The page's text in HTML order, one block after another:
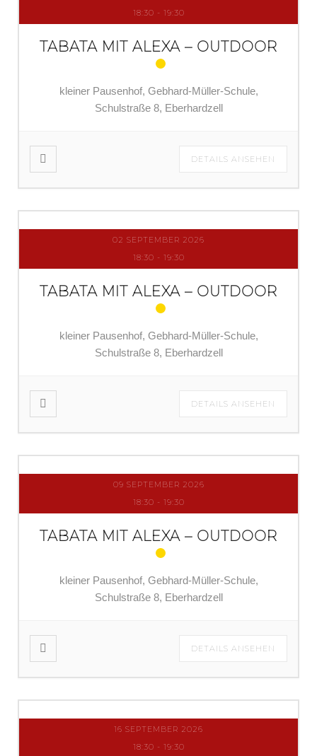
18:30 - 19:30
TABATA MIT ALEXA – OUTDOOR
kleiner Pausenhof, Gebhard-Müller-Schule,
Schulstraße 8, Eberhardzell
DETAILS ANSEHEN
02 SEPTEMBER 2026
18:30 - 19:30
TABATA MIT ALEXA – OUTDOOR
kleiner Pausenhof, Gebhard-Müller-Schule,
Schulstraße 8, Eberhardzell
DETAILS ANSEHEN
09 SEPTEMBER 2026
18:30 - 19:30
TABATA MIT ALEXA – OUTDOOR
kleiner Pausenhof, Gebhard-Müller-Schule,
Schulstraße 8, Eberhardzell
DETAILS ANSEHEN
16 SEPTEMBER 2026
18:30 - 19:30